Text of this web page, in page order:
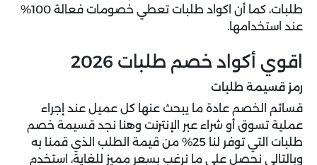
طلبات، كما أن اكواد طلبات تعطي خصومات فعالة 100%
عند استخدامها.
اقوي أكواد خصم طلبات 2026
رمز قسيمة طلبات
قسائم الخصم عادة ما يبحث عنها كل عميل عند إجراء
عملية تسوق أو شراء عبر الإنترنت وهنا نجد قسيمة خصم
طلبات التي توفر لنا 25% من قيمة الطلب الذي قمنا به
وبالتالي نحصل على ما نرغب بسعر مميز للغاية، استخدم